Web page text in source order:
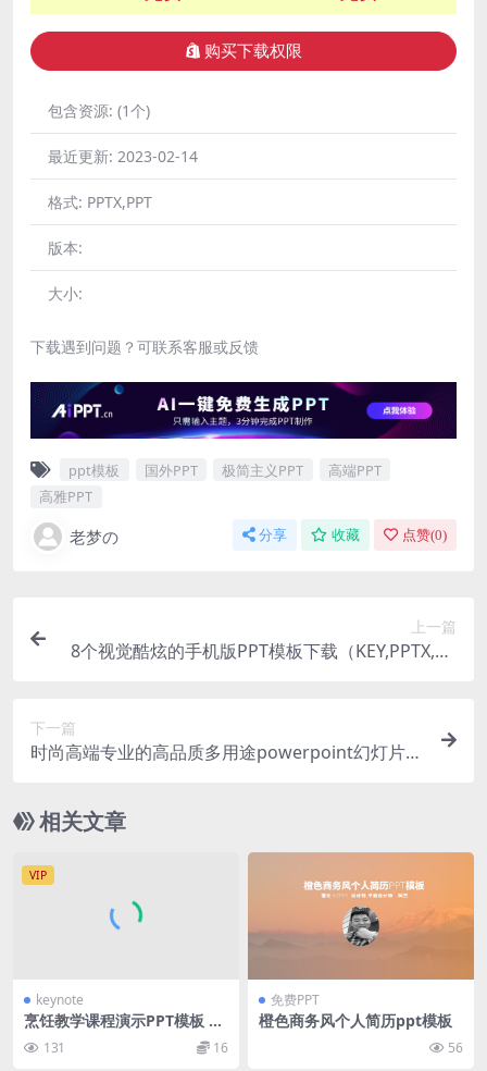
购买下载权限
包含资源: (1个)
最近更新: 2023-02-14
格式: PPTX,PPT
版本:
大小:
下载遇到问题？可联系客服或反馈
ppt模板 国外PPT 极简主义PPT
高端PPT
高雅PPT
老梦の 分享 收藏 点赞(0)
上一篇
8个视觉酷炫的手机版PPT模板下载（KEY,PPTX,PP
下一篇
时尚高端专业的高品质多用途powerpoint幻灯片演
相关文章
VIP
keynote
烹饪教学课程演示PPT模板 Ch
effano – Presentation Tem
plate
131 16
免费PPT
橙色商务风个人简历ppt模板
56